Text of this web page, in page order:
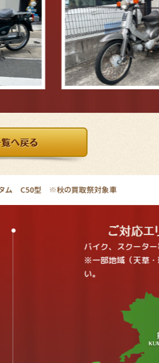
タム C50型 ※秋の買取祭対象車
バイク、スクータ
※一部地域（天草
い。